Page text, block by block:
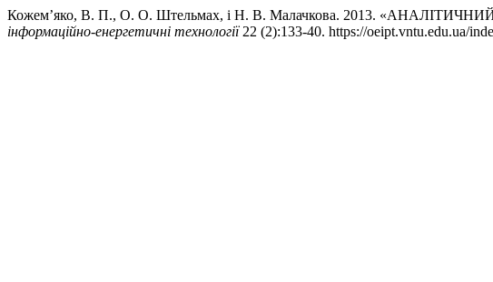
Кожем’яко, В. П., О. О. Штельмах, і Н. В. Малачкова. 2013.
iнформацiйно-енергетичнi технологiї22 (2):133-40. https://oeipt.vntu.edu.ua/